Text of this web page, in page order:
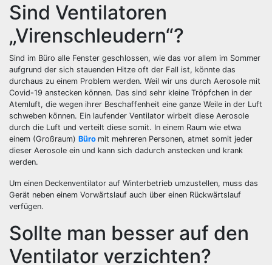
Sind Ventilatoren
„Virenschleudern“?
Sind im Büro alle Fenster geschlossen, wie das vor allem im Sommer
aufgrund der sich stauenden Hitze oft der Fall ist, könnte das
durchaus zu einem Problem werden. Weil wir uns durch Aerosole mit
Covid-19 anstecken können. Das sind sehr kleine Tröpfchen in der
Atemluft, die wegen ihrer Beschaffenheit eine ganze Weile in der Luft
schweben können. Ein laufender Ventilator wirbelt diese Aerosole
durch die Luft und verteilt diese somit. In einem Raum wie etwa
einem (Großraum) Büro mit mehreren Personen, atmet somit jeder
dieser Aerosole ein und kann sich dadurch anstecken und krank
werden.
Um einen Deckenventilator auf Winterbetrieb umzustellen, muss das
Gerät neben einem Vorwärtslauf auch über einen Rückwärtslauf
verfügen.
Sollte man besser auf den
Ventilator verzichten?